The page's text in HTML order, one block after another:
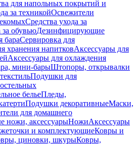
для напольных покрытий и
за техникойОсвежители
Средства ухода за
за обувьюДезинфицирующие
бараСервировка для
хранения напитковАксессуары для
Аксессуары для охлаждения
мини-барыШтопоры, открывалки
Подушки для
бельеПледы,
Подушки декоративныеМаски,
для домашнего
ножи, аксессуарыНожиАксессуары
и комплектующиеКовры и
циновки, шкурыКовры,